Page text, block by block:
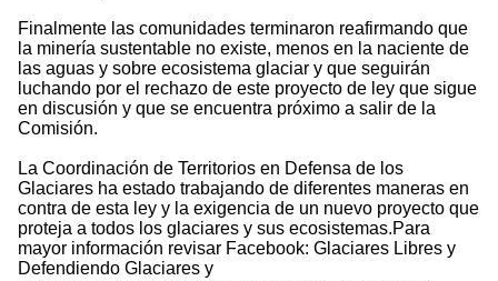
Finalmente las comunidades terminaron reafirmando que
la minería sustentable no existe, menos en la naciente de
las aguas y sobre ecosistema glaciar y que seguirán
luchando por el rechazo de este proyecto de ley que sigue
en discusión y que se encuentra próximo a salir de la
Comisión.
La Coordinación de Territorios en Defensa de los
Glaciares ha estado trabajando de diferentes maneras en
contra de esta ley y la exigencia de un nuevo proyecto que
proteja a todos los glaciares y sus ecosistemas.Para
mayor información revisar Facebook: Glaciares Libres y
Defendiendo Glaciares y